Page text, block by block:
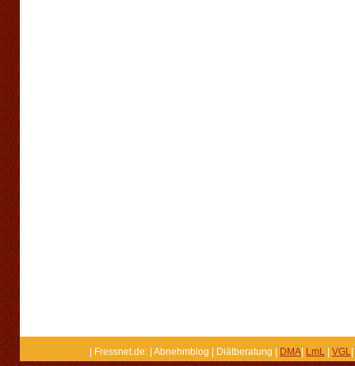
| Fressnet.de: | Abnehmblog | Diätberatung | DMA LmL VGL